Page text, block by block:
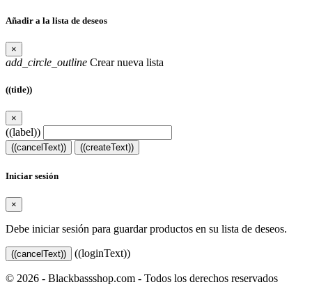
Añadir a la lista de deseos
×
add_circle_outline Crear nueva lista
((title))
×
((label))
((cancelText)) ((createText))
Iniciar sesión
×
Debe iniciar sesión para guardar productos en su lista de deseos.
((cancelText)) ((loginText))
© 2026 - Blackbassshop.com - Todos los derechos reservados